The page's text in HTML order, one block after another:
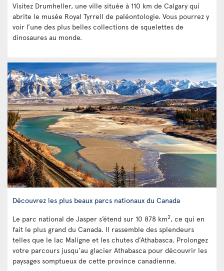
Visitez Drumheller, une ville située à 110 km de Calgary qui
abrite le musée Royal Tyrrell de paléontologie. Vous pourrez y
voir l’une des plus belles collections de squelettes de
dinosaures au monde.
Découvrez les plus beaux parcs nationaux du Canada
Le parc national de Jasper s’étend sur 10 878 km2, ce qui en
fait le plus grand du Canada. Il rassemble des splendeurs
telles que le lac Maligne et les chutes d’Athabasca. Prolongez
votre parcours jusqu’au glacier Athabasca pour découvrir les
paysages somptueux de cette province canadienne.